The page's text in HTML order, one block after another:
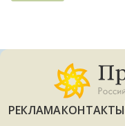
РЕКЛАМАКОНТАКТЫ